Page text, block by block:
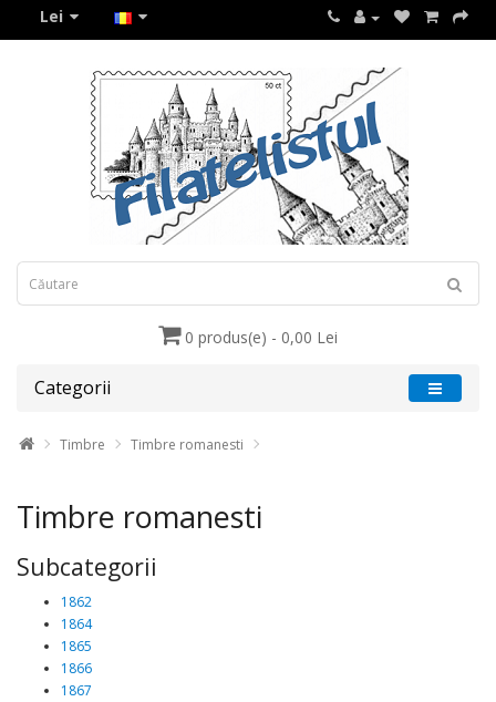
Lei
0 produs(e) - 0,00 Lei
Categorii
Timbre Timbre romanesti
Timbre romanesti
Subcategorii
1862
1864
1865
1866
1867